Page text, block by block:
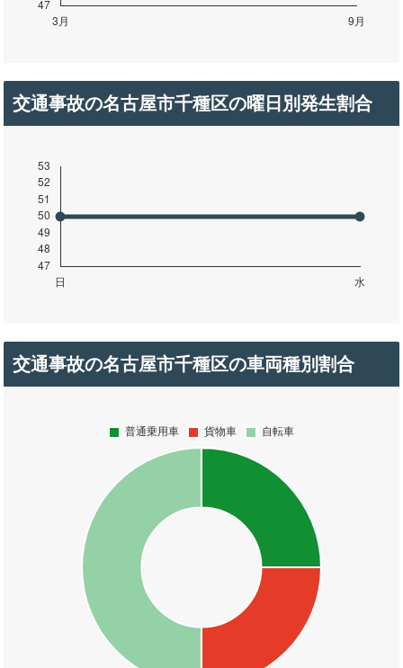
交通事故の名古屋市千種区の曜日別発生割合
交通事故の名古屋市千種区の車両種別割合